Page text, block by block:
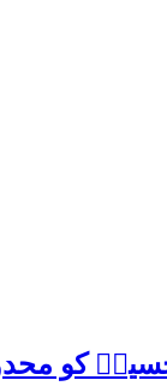
حسینؑ کو